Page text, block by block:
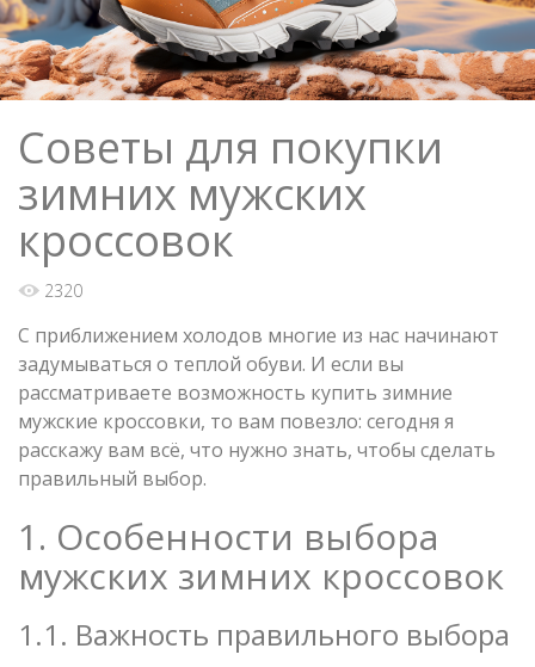
Советы для покупки
зимних мужских
кроссовок
2320
С приближением холодов многие из нас начинают
задумываться о теплой обуви. И если вы
рассматриваете возможность купить зимние
мужские кроссовки, то вам повезло: сегодня я
расскажу вам всё, что нужно знать, чтобы сделать
правильный выбор.
1. Особенности выбора
мужских зимних кроссовок
1.1. Важность правильного выбора